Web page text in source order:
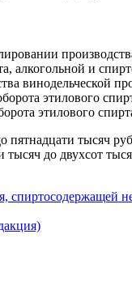
алкогольной и
винодельческой
этилового
этилового
пятнадцати тысяч
до двухсот